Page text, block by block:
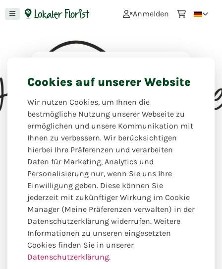
Anmelden
Dekoration und Atmosphäre. Lassen
Sie sich inspirieren und dekorieren
Sie Ihr Zuhause selbst in der
richtigen Kombination von Farbe
und Grüntönen.
Blumen Schmidt
Anlässe Homedeko
Unsere online Auswahl hierzu
Cookies auf unserer Website
Wir nutzen Cookies, um Ihnen die
bestmögliche Nutzung unserer Webseite zu
ermöglichen und unsere Kommunikation mit
Ihnen zu verbessern. Wir berücksichtigen
hierbei Ihre Präferenzen und verarbeiten
Daten für Marketing, Analytics und
Personalisierung nur, wenn Sie uns Ihre
Einwilligung geben. Diese können Sie
jederzeit mit zukünftiger Wirkung im Cookie
Manager (Meine Präferenzen verwalten) in der
Datenschutzerklärung widerrufen. Weitere
Informationen zu unseren eingesetzten
Cookies finden Sie in unserer
Datenschutzerklärung.